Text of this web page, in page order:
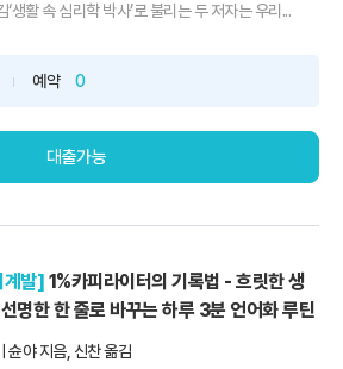
‘생활 속 심리학 박사’로 불리는 두 저자는 우리...
예약 0
대출가능
계발] 1%카피라이터의 기록법 - 흐릿한 생
명한 한 줄로 바꾸는 하루 3분 언어화 루틴
슌야 지음, 신찬 옮김